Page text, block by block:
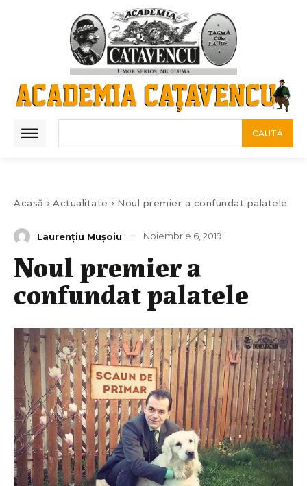
CAUTĂ
Acasă Actualitate Noul premier a confundat palatele
Laurenţiu Muşoiu Noiembrie 6, 2019
Noul premier a
confundat palatele